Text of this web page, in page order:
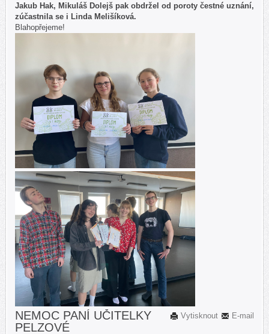
Jakub Hak, Mikuláš Dolejš pak obdržel od poroty čestné uznání,
zúčastnila se i Linda Melišíková.
Blahopřejeme!
E-mail
Vytisknout
NEMOC PANÍ UČITELKY
PELZOVÉ